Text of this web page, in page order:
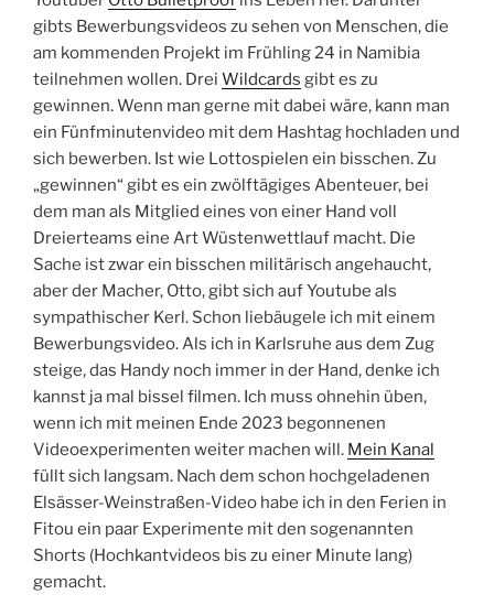
gibts Bewerbungsvideos zu sehen von Menschen, die
am kommenden Projekt im Frühling 24 in Namibia
teilnehmen wollen. Drei Wildcards gibt es zu
gewinnen. Wenn man gerne mit dabei wäre, kann man
ein Fünfminutenvideo mit dem Hashtag hochladen und
sich bewerben. Ist wie Lottospielen ein bisschen. Zu
„gewinnen“ gibt es ein zwölftägiges Abenteuer, bei
dem man als Mitglied eines von einer Hand voll
Dreierteams eine Art Wüstenwettlauf macht. Die
Sache ist zwar ein bisschen militärisch angehaucht,
aber der Macher, Otto, gibt sich auf Youtube als
sympathischer Kerl. Schon liebäugele ich mit einem
Bewerbungsvideo. Als ich in Karlsruhe aus dem Zug
steige, das Handy noch immer in der Hand, denke ich
kannst ja mal bissel filmen. Ich muss ohnehin üben,
wenn ich mit meinen Ende 2023 begonnenen
Videoexperimenten weiter machen will. Mein Kanal
füllt sich langsam. Nach dem schon hochgeladenen
Elsässer-Weinstraßen-Video habe ich in den Ferien in
Fitou ein paar Experimente mit den sogenannten
Shorts (Hochkantvideos bis zu einer Minute lang)
gemacht.